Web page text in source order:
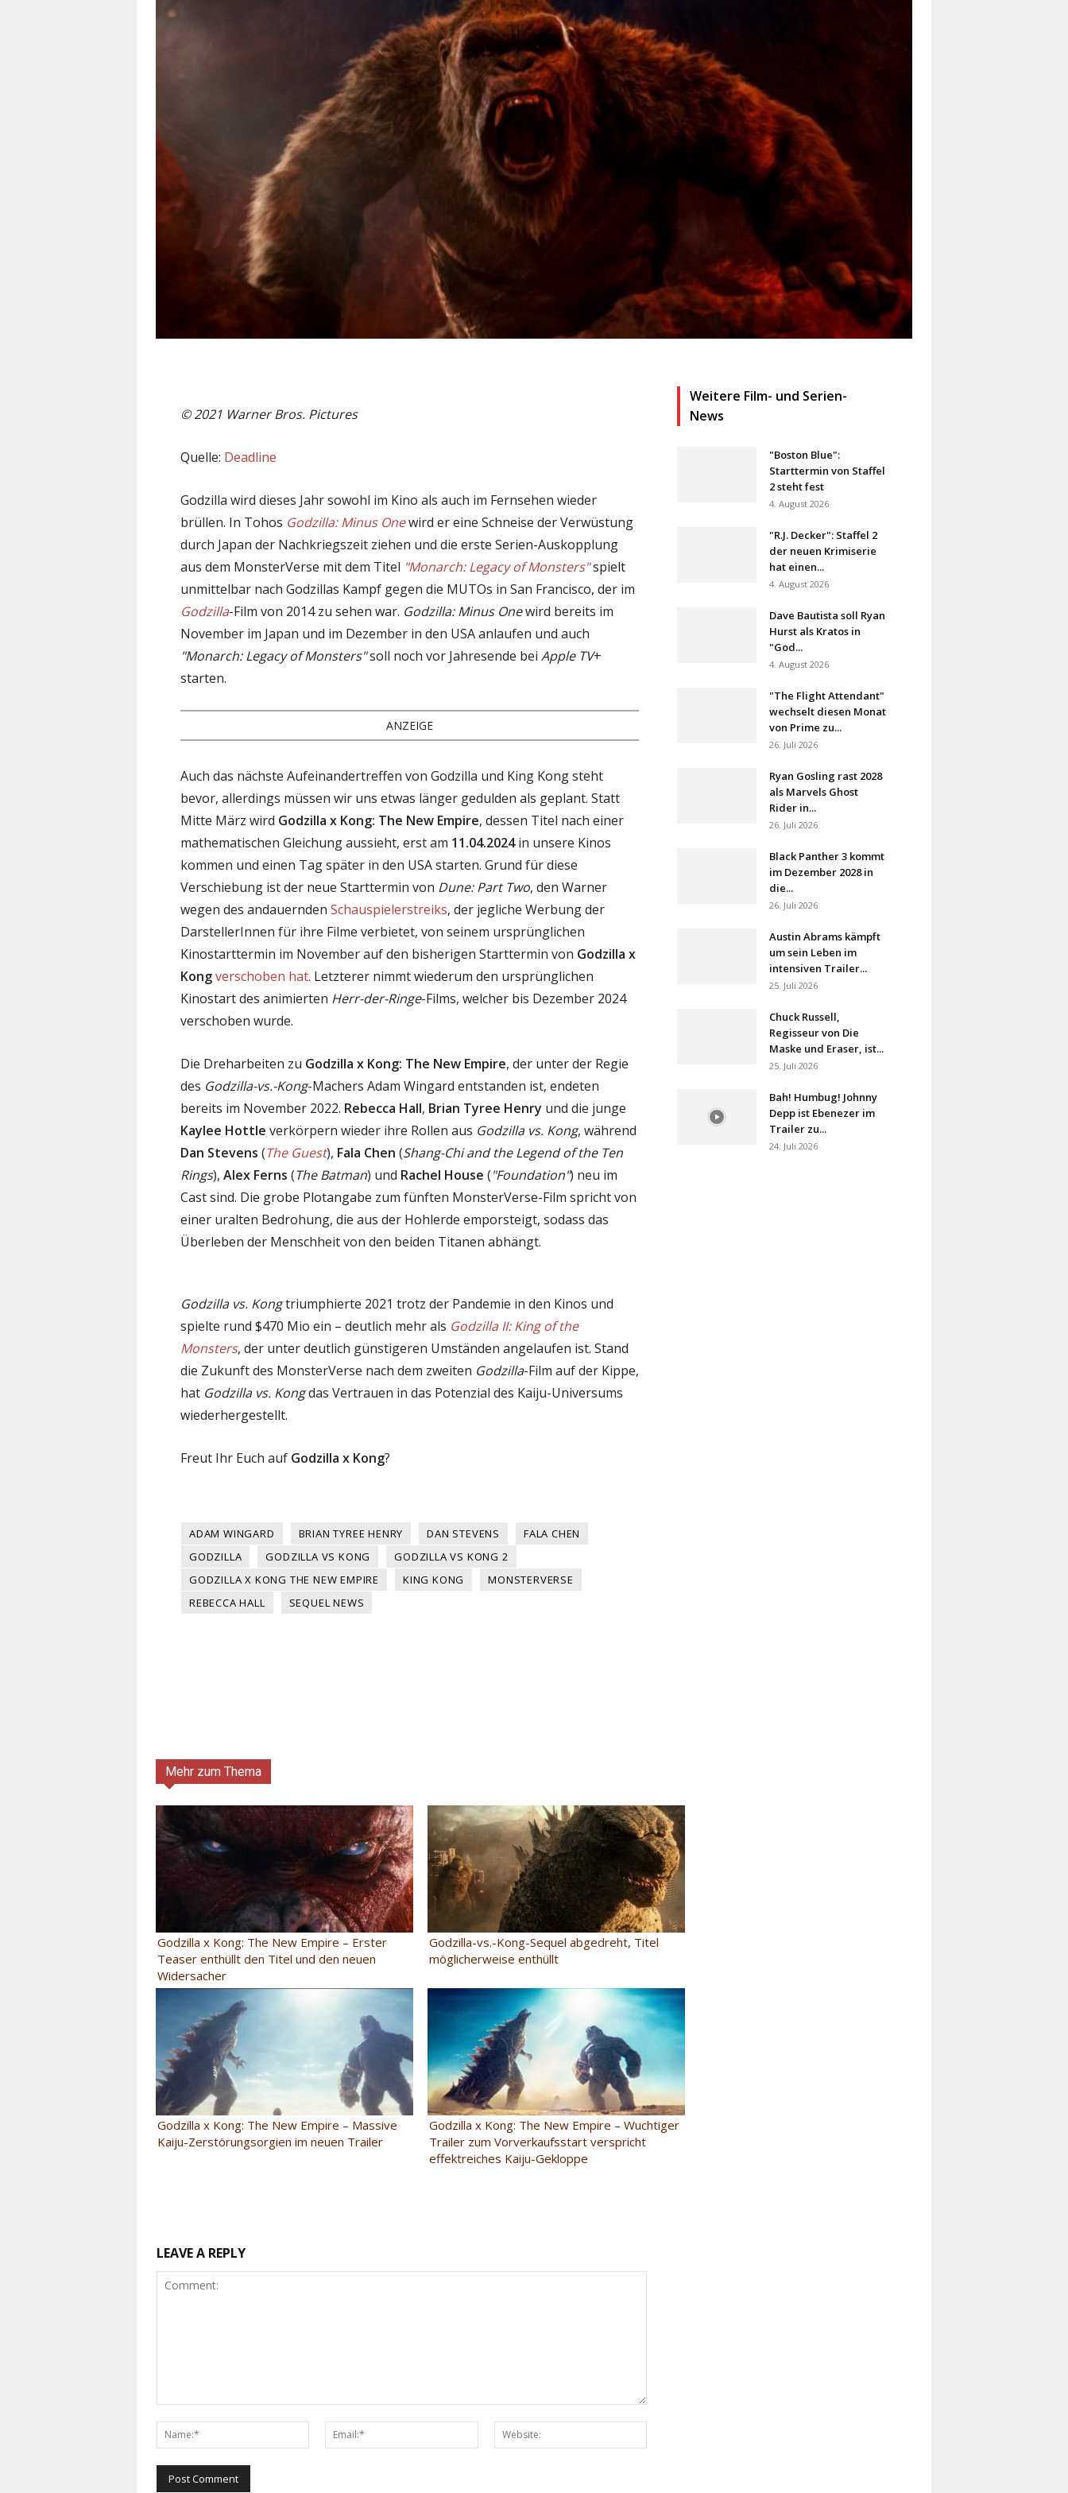
© 2021 Warner Bros. Pictures
Quelle: Deadline
Godzilla wird dieses Jahr sowohl im Kino als auch im Fernsehen wieder
brüllen. In Tohos Godzilla: Minus Onewird er eine Schneise der Verwüstung
durch Japan der Nachkriegszeit ziehen und die erste Serien-Auskopplung
aus dem MonsterVerse mit dem Titel "Monarch: Legacy of Monsters"spielt
unmittelbar nach Godzillas Kampf gegen die MUTOs in San Francisco, der im
Godzilla-Film von 2014 zu sehen war. Godzilla: Minus Onewird bereits im
November im Japan und im Dezember in den USA anlaufen und auch
"Monarch: Legacy of Monsters"soll noch vor Jahresende bei Apple TV+
starten.
ANZEIGE
Auch das nächste Aufeinandertreffen von Godzilla und King Kong steht
bevor, allerdings müssen wir uns etwas länger gedulden als geplant. Statt
Mitte März wird Godzilla x Kong: The New Empire, dessen Titel nach einer
mathematischen Gleichung aussieht, erst am 11.04.2024in unsere Kinos
kommen und einen Tag später in den USA starten. Grund für diese
Verschiebung ist der neue Starttermin von Dune: Part Two, den Warner
wegen des andauernden Schauspielerstreiks, der jegliche Werbung der
DarstellerInnen für ihre Filme verbietet, von seinem ursprünglichen
Kinostarttermin im November auf den bisherigen Starttermin von Godzilla x
Kongverschoben hat. Letzterer nimmt wiederum den ursprünglichen
Kinostart des animierten Herr-der-Ringe-Films, welcher bis Dezember 2024
verschoben wurde.
Die Dreharbeiten zu Godzilla x Kong: The New Empire, der unter der Regie
des Godzilla-vs.-Kong-Machers Adam Wingard entstanden ist, endeten
bereits im November 2022. Rebecca Hall, Brian Tyree Henry und die junge
Kaylee Hottle verkörpern wieder ihre Rollen aus Godzilla vs. Kong, während
Dan Stevens (The Guest), Fala Chen (Shang-Chi and the Legend of the Ten
Rings), Alex Ferns (The Batman) und Rachel House ("Foundation") neu im
Cast sind. Die grobe Plotangabe zum fünften MonsterVerse-Film spricht von
einer uralten Bedrohung, die aus der Hohlerde emporsteigt, sodass das
Überleben der Menschheit von den beiden Titanen abhängt.
Godzilla vs. Kongtriumphierte 2021 trotz der Pandemie in den Kinos und
spielte rund $470 Mio ein – deutlich mehr als Godzilla II: King of the
Monsters, der unter deutlich günstigeren Umständen angelaufen ist. Stand
die Zukunft des MonsterVerse nach dem zweiten Godzilla-Film auf der Kippe,
hat Godzilla vs. Kongdas Vertrauen in das Potenzial des Kaiju-Universums
wiederhergestellt.
Freut Ihr Euch auf Godzilla x Kong?
ADAM WINGARD BRIAN TYREE HENRY DAN STEVENS
FALA CHEN
GODZILLA
GODZILLA VS KONG
GODZILLA VS KONG 2
GODZILLA X KONG THE NEW EMPIRE
KING KONG
MONSTERVERSE
REBECCA HALL
SEQUEL NEWS
Weitere Film- und Serien-
News
"Boston Blue":
Starttermin von Staffel
2 steht fest
4. August 2026
"R.J. Decker": Staffel 2
der neuen Krimiserie
hat einen...
4. August 2026
Dave Bautista soll Ryan
Hurst als Kratos in
"God...
4. August 2026
"The Flight Attendant"
wechselt diesen Monat
von Prime zu...
26. Juli 2026
Ryan Gosling rast 2028
als Marvels Ghost
Rider in...
26. Juli 2026
Black Panther 3 kommt
im Dezember 2028 in
die...
26. Juli 2026
Austin Abrams kämpft
um sein Leben im
intensiven Trailer...
25. Juli 2026
Chuck Russell,
Regisseur von Die
Maske und Eraser, ist...
25. Juli 2026
Bah! Humbug! Johnny
Depp ist Ebenezer im
Trailer zu...
24. Juli 2026
Mehr zum Thema
Godzilla x Kong: The New Empire – Erster
Teaser enthüllt den Titel und den neuen
Widersacher
Godzilla-vs.-Kong-Sequel abgedreht, Titel
möglicherweise enthüllt
Godzilla x Kong: The New Empire – Massive
Kaiju-Zerstörungsorgien im neuen Trailer
Godzilla x Kong: The New Empire – Wuchtiger
Trailer zum Vorverkaufsstart verspricht
effektreiches Kaiju-Gekloppe
LEAVE A REPLY
Name:*
Email:*